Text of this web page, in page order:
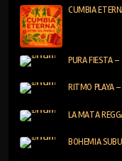
CUMBIA
PURA FIESTA
RITMO PLAYA
LA MATA
BOHEMIA